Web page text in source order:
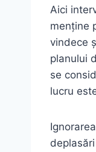
Aici
menține
vindece
planului
se
lucru